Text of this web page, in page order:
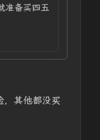
准备买四五
，其他都没买